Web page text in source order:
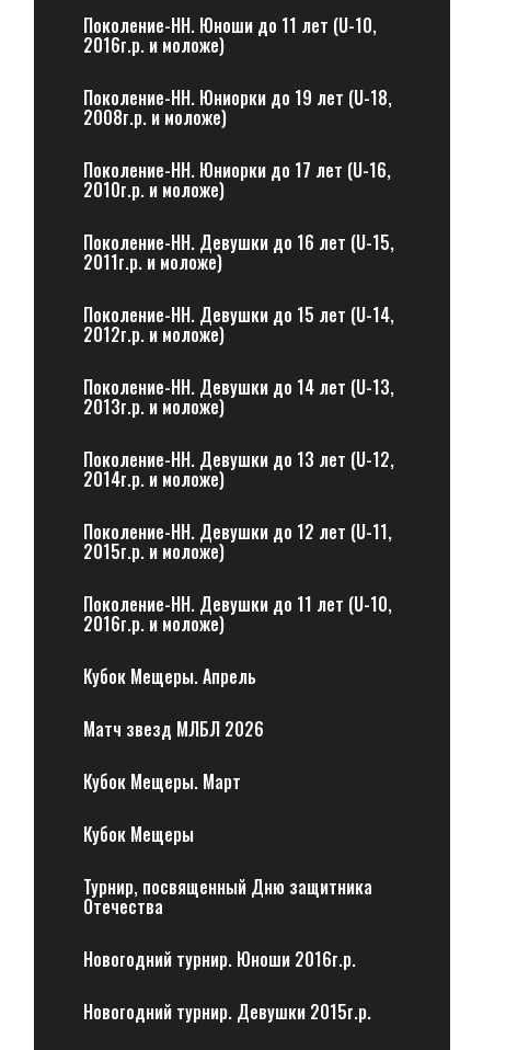
Поколение-НН. Юноши до 11 лет (U-10,
2016г.р. и моложе)
Поколение-НН. Юниорки до 19 лет (U-18,
2008г.р. и моложе)
Поколение-НН. Юниорки до 17 лет (U-16,
2010г.р. и моложе)
Поколение-НН. Девушки до 16 лет (U-15,
2011г.р. и моложе)
Поколение-НН. Девушки до 15 лет (U-14,
2012г.р. и моложе)
Поколение-НН. Девушки до 14 лет (U-13,
2013г.р. и моложе)
Поколение-НН. Девушки до 13 лет (U-12,
2014г.р. и моложе)
Поколение-НН. Девушки до 12 лет (U-11,
2015г.р. и моложе)
Поколение-НН. Девушки до 11 лет (U-10,
2016г.р. и моложе)
Кубок Мещеры. Апрель
Матч звезд МЛБЛ 2026
Кубок Мещеры. Март
Кубок Мещеры
Турнир, посвященный Дню защитника
Отечества
Новогодний турнир. Юноши 2016г.р.
Новогодний турнир. Девушки 2015г.р.